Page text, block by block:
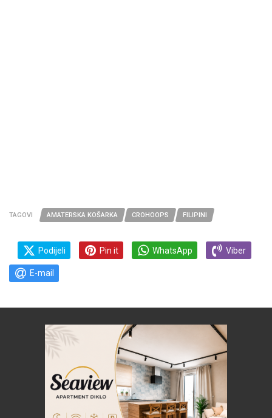
TAGOVI AMATERSKA KOŠARKA CROHOOPS FILIPINI
Podijeli Pin it WhatsApp Viber
E-mail